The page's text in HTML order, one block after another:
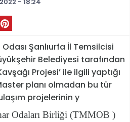
Odası Şanlıurfa İl Temsilcisi
Belediyesi tarafından
Projesi’ ile ilgili yaptığı
planı olmadan bu tür
projelerinin y
Odaları Birliği (TMMOB )